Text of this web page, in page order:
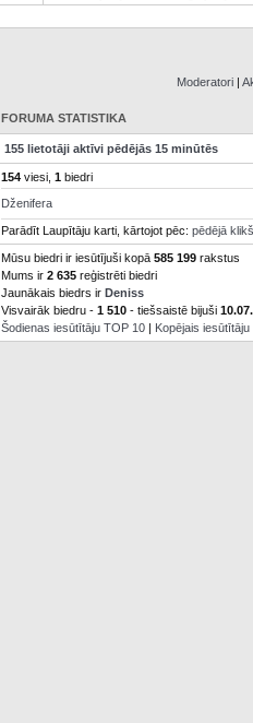
Moderatori |
FORUMA STATISTIKA
155 lietotāji aktīvi pēdējās 15 minūtēs
154viesi, 1biedri
Dženifera
Parādīt Laupītāju karti, kārtojot pēc: pēdējā
Mūsu biedri ir iesūtījuši kopā 585 199rakstus
Mums ir 2 635reģistrēti biedri
Jaunākais biedrs ir Deniss
Visvairāk biedru - 1 510- tiešsaistē bijuši
Šodienas iesūtītāju TOP 10| Kopējais iesūtītāju